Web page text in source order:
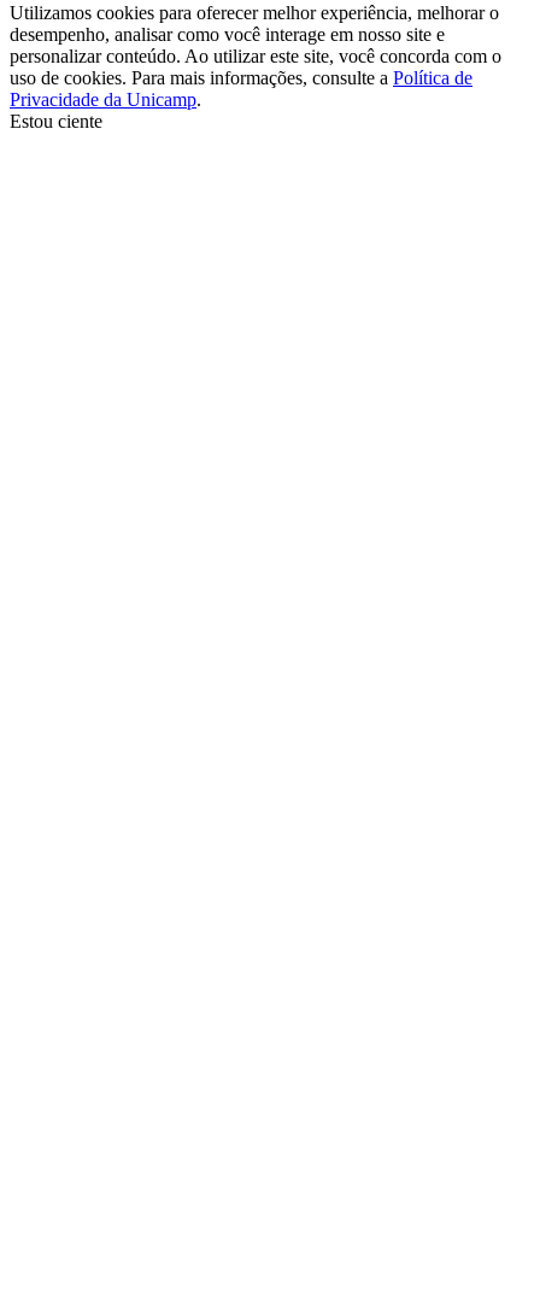
Utilizamos cookies para oferecer melhor experiência, melhorar o
desempenho, analisar como você interage em nosso site e
personalizar conteúdo. Ao utilizar este site, você concorda com o
uso de cookies. Para mais informações, consulte a Política de
Privacidade da Unicamp.
Estou ciente